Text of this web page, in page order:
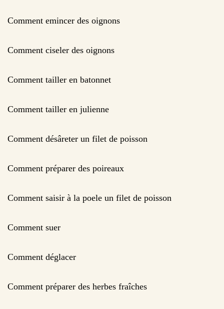
Comment emincer des oignons
Comment ciseler des oignons
Comment tailler en batonnet
Comment tailler en julienne
Comment désâreter un filet de poisson
Comment préparer des poireaux
Comment saisir à la poele un filet de poisson
Comment suer
Comment déglacer
Comment préparer des herbes fraîches